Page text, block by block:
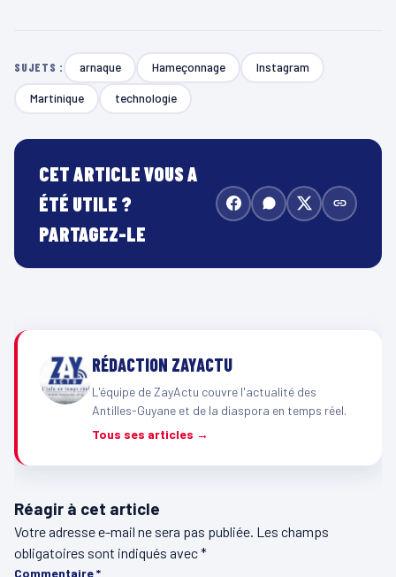
SUJETS : arnaque Hameçonnage Instagram
Martinique technologie
CET ARTICLE VOUS A
ÉTÉ UTILE ?
PARTAGEZ-LE
RÉDACTION ZAYACTU
L'équipe de ZayActu couvre l'actualité des
Antilles-Guyane et de la diaspora en temps réel.
Tous ses articles →
Réagir à cet article
Votre adresse e-mail ne sera pas publiée. Les champs
obligatoires sont indiqués avec*
Commentaire*